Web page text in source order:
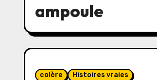
ampoule
colère Histoires vraies